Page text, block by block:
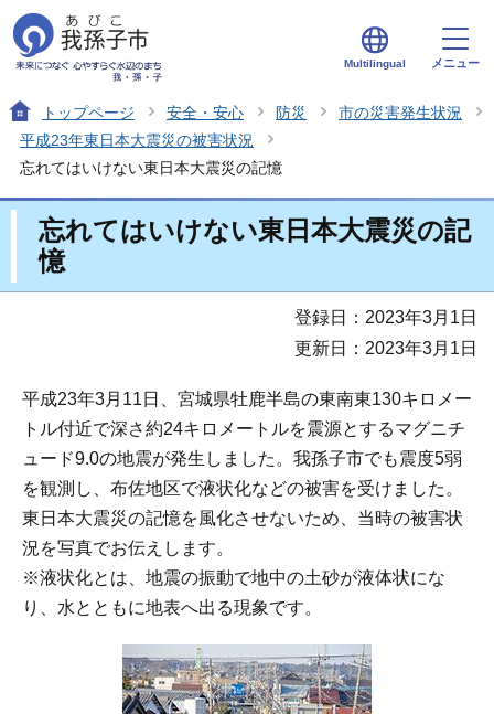
Multilingual メニュー
トップページ 安全・安心 防災
市の災害発生状況
平成23年東日本大震災の被害状況
忘れてはいけない東日本大震災の記憶
忘れてはいけない東日本大震災の記
憶
登録日：2023年3月1日
更新日：2023年3月1日
平成23年3月11日、宮城県牡鹿半島の東南東130キロメー
トル付近で深さ約24キロメートルを震源とするマグニチ
ュード9.0の地震が発生しました。我孫子市でも震度5弱
を観測し、布佐地区で液状化などの被害を受けました。
東日本大震災の記憶を風化させないため、当時の被害状
況を写真でお伝えします。
※液状化とは、地震の振動で地中の土砂が液体状にな
り、水とともに地表へ出る現象です。